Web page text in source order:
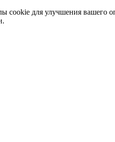
cookie для улучшения вашего